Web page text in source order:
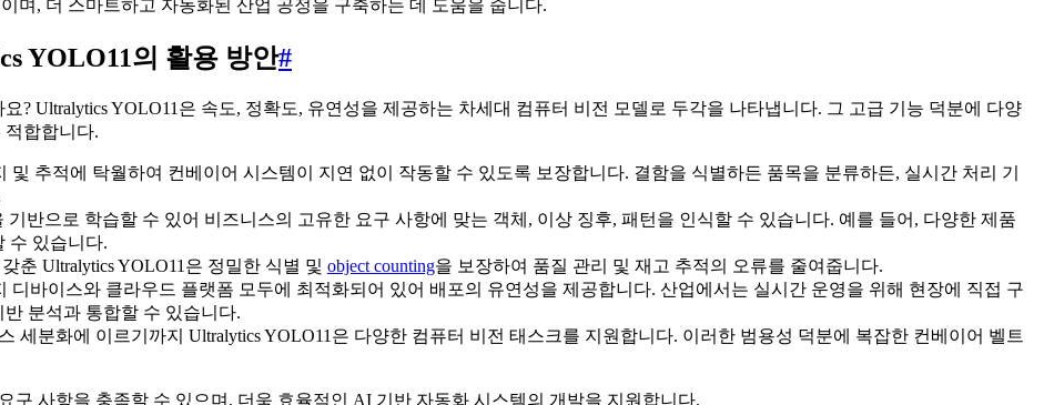
며, 더 스마트하고 자동화된 산업 공정을 구축하는 데 도움을 줍니다.
YOLO11의 활용 방안#
? Ultralytics YOLO11은 속도, 정확도, 유연성을 제공하는 차세대 컴퓨터 비전 모델로 두각을 나타냅니다. 그 고급 기능 덕분에 다양
적합합니다.
및 추적에 탁월하여 컨베이어 시스템이 지연 없이 작동할 수 있도록 보장합니다. 결함을 식별하든 품목을 분류하든, 실시간 처리 기
기반으로 학습할 수 있어 비즈니스의 고유한 요구 사항에 맞는 객체, 이상 징후, 패턴을 인식할 수 있습니다. 예를 들어, 다양한 제품
수 있습니다.
춘 Ultralytics YOLO11은 정밀한 식별 및 object counting을 보장하여 품질 관리 및 재고 추적의 오류를 줄여줍니다.
디바이스와 클라우드 플랫폼 모두에 최적화되어 있어 배포의 유연성을 제공합니다. 산업에서는 실시간 운영을 위해 현장에 직접 구
분석과 통합할 수 있습니다.
세분화에 이르기까지 Ultralytics YOLO11은 다양한 컴퓨터 비전 태스크를 지원합니다. 이러한 범용성 덕분에 복잡한 컨베이어 벨트
구 사항을 충족할 수 있으며, 더욱 효율적인 AI 기반 자동화 시스템의 개발을 지원합니다.